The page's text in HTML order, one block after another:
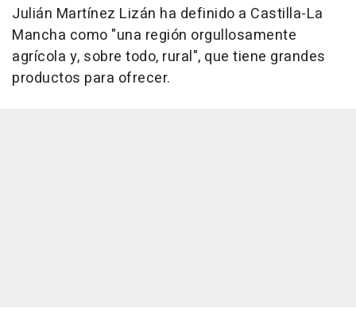
Julián Martínez Lizán ha definido a Castilla-La
Mancha como "una región orgullosamente
agrícola y, sobre todo, rural", que tiene grandes
productos para ofrecer.